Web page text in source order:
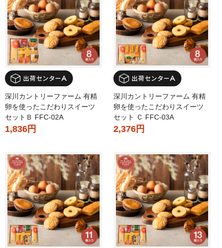
深川カントリーファーム 有精
卵を使ったこだわりスイーツ
セットＢ FFC-02A
1,836円
深川カントリーファーム 有精
卵を使ったこだわりスイーツ
セット Ｃ FFC-03A
2,376円